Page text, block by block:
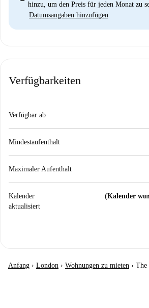
hinzu, um den Preis für jeden Monat zu
Datumsangaben hinzufügen
Verfügbarkeiten
Verfügbar ab
Mindestaufenthalt
Maximaler Aufenthalt
Kalender
aktualisiert
(Kalender
Anfang › London › Wohnungen zu mieten › The